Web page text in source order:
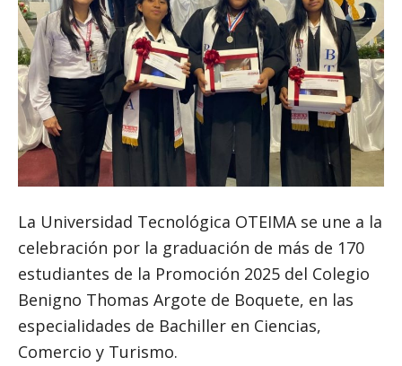
La Universidad Tecnológica OTEIMA se une a la
celebración por la graduación de más de 170
estudiantes de la Promoción 2025 del Colegio
Benigno Thomas Argote de Boquete, en las
especialidades de Bachiller en Ciencias,
Comercio y Turismo.